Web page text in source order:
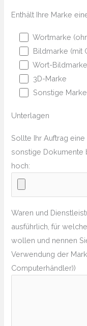
Enthält Ihre Marke
Wortmarke
Bildmarke (mit
Wort-Bildmarke
3D-Marke
Sonstige Marke
Unterlagen
Sollte Ihr Auftrag
sonstige Dokumente
hoch:
Waren und
ausführlich, für
wollen und nennen
Verwendung der
Computerhändler))